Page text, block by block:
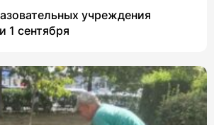
учреждения
1 сентября